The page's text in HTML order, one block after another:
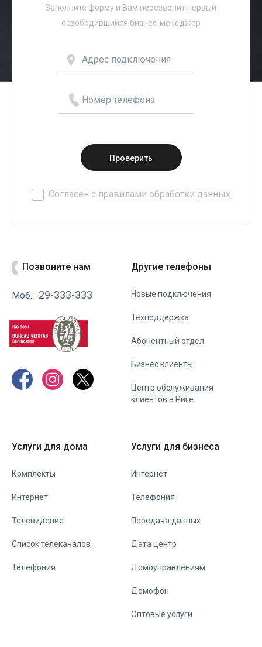
Заполните форму и Вам перезвонит первый
освободившийся бизнес-менеджер
Проверить
Согласен с правилами обработки данных
Позвоните нам
Моб.: 29-333-333
Другие телефоны
Новые подключения
Техподдержка
Абонентный отдел
Бизнес клиенты
Центр обслуживания
клиентов в Риге
Услуги для дома
Комплекты
Интернет
Телевидение
Список телеканалов
Телефония
Услуги для бизнеса
Интернет
Телефония
Передача данных
Дата центр
Домоуправлениям
Домофон
Оптовые услуги